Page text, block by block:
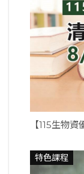
【115生物
特色課程